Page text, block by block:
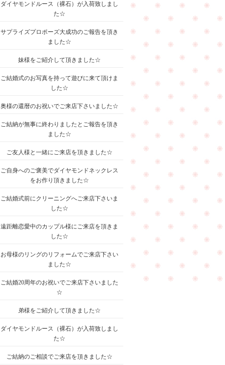
ダイヤモンドルース（裸石）が入荷致しまし
た☆
サプライズプロポーズ大成功のご報告を頂き
ました☆
妹様をご紹介して頂きました☆
ご結婚式のお写真を持って遊びに来て頂けま
した☆
奥様の還暦のお祝いでご来店下さいました☆
ご結納が無事に終わりましたとご報告を頂き
ました☆
ご友人様と一緒にご来店を頂きました☆
ご自身へのご褒美でダイヤモンドネックレス
をお作り頂きました☆
ご結婚式前にクリーニングへご来店下さいま
した☆
遠距離恋愛中のカップル様にご来店を頂きま
した☆
お母様のリングのリフォームでご来店下さい
ました☆
ご結婚20周年のお祝いでご来店下さいました
☆
弟様をご紹介して頂きました☆
ダイヤモンドルース（裸石）が入荷致しまし
た☆
ご結納のご相談でご来店を頂きました☆